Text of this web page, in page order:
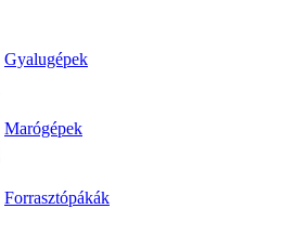
Gyalugépek
Marógépek
Forrasztópákák